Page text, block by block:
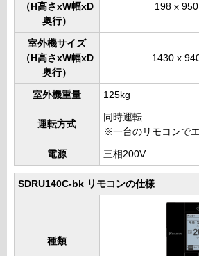
（H高さxW幅xD
奥行）
198 x
室外機サイズ
（H高さxW幅xD
奥行）
1430 x
室外機重量 125kg
運転方式
同時運転
※一台のリモコンで
電源 三相200V
SDRU140C-bk リモコンの仕様
種類